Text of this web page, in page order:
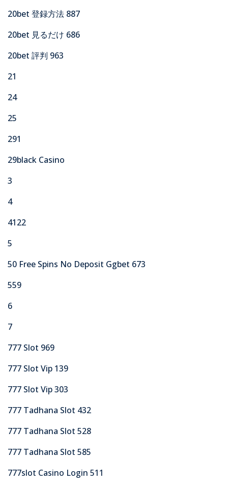
20bet 登録方法 887
20bet 見るだけ 686
20bet 評判 963
21
24
25
291
29black Casino
3
4
4122
5
50 Free Spins No Deposit Ggbet 673
559
6
7
777 Slot 969
777 Slot Vip 139
777 Slot Vip 303
777 Tadhana Slot 432
777 Tadhana Slot 528
777 Tadhana Slot 585
777slot Casino Login 511